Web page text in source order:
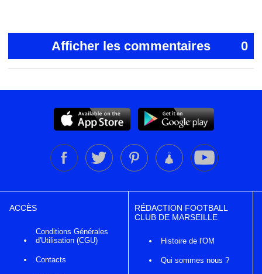
Afficher les commentaires 0
ACCÈS
Conditions Générales
d'Utilisation (CGU)
Contacts
RÉDACTION FOOTBALL
CLUB DE MARSEILLE
Histoire de l'OM
Qui sommes nous ?